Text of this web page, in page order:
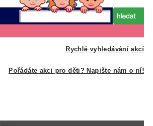
Rychlé vyhledávání akcí
Pořádáte akci pro děti? Napište nám o ní!